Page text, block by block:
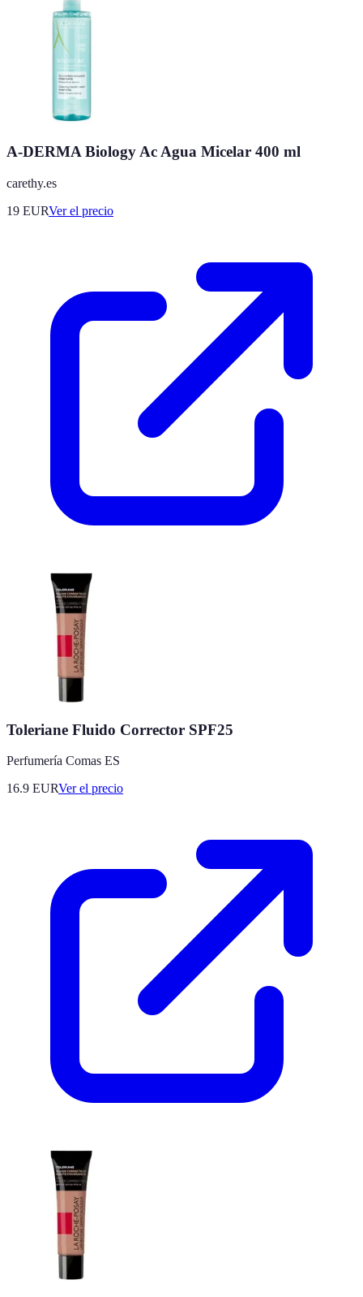
A-DERMA Biology Ac Agua Micelar 400 ml
carethy.es
19 EURVer el precio
Toleriane Fluido Corrector SPF25
Perfumería Comas ES
16.9 EURVer el precio